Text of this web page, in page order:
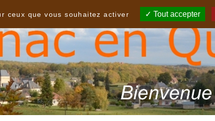
ceux que vous souhaitez activer
Tout accepter